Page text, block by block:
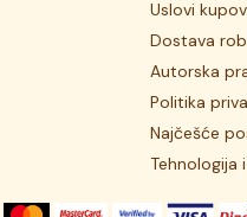
Uslovi
Dostava
Autorska
Politika
Najčešće
Tehnologija